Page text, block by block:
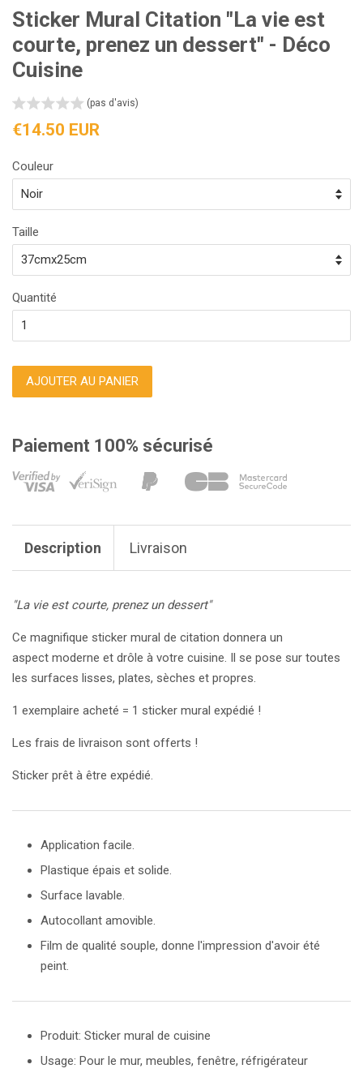
Sticker Mural Citation "La vie est
courte, prenez un dessert" - Déco
Cuisine
(pas d'avis)
Prix
€14.50 EUR
Couleur
Taille
Quantité
AJOUTER AU PANIER
Paiement 100% sécurisé
Description Livraison
"La vie est courte, prenez un dessert"
Ce magnifique sticker mural de citation donnera un
aspect moderne et drôle à votre cuisine. Il se pose sur toutes
les surfaces lisses, plates, sèches et propres.
1 exemplaire acheté = 1 sticker mural expédié !
Les frais de livraison sont offerts !
Sticker prêt à être expédié.
Application facile.
Plastique épais et solide.
Surface lavable.
Autocollant amovible.
Film de qualité souple, donne l'impression d'avoir été
peint.
Produit: Sticker mural de cuisine
Usage: Pour le mur, meubles, fenêtre, réfrigérateur